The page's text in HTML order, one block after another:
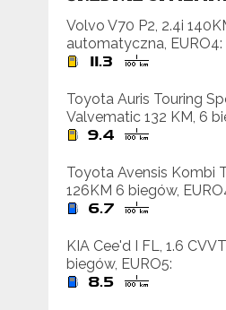
Volvo V70 P2, 2.4i
automatyczna, EURO4:
Toyota Auris Touring
Valvematic 132 KM, 6
Toyota Avensis Kombi
126KM 6 biegów,
KIA Cee'd I FL, 1.6
biegów, EURO5: